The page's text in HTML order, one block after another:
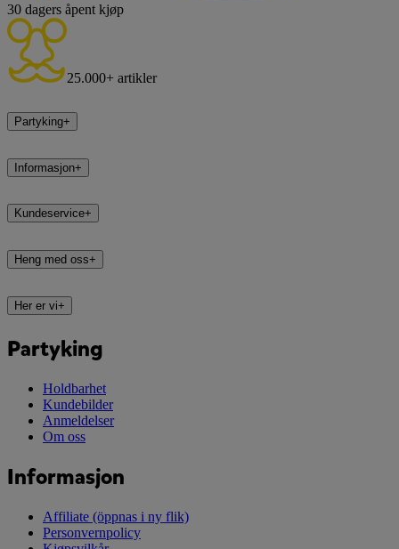
30 dagers åpent kjøp
25.000+ artikler
Partyking+
Informasjon+
Kundeservice+
Heng med oss+
Her er vi+
Partyking
Holdbarhet
Kundebilder
Anmeldelser
Om oss
Informasjon
Affiliate (öppnas i ny flik)
Personvernpolicy